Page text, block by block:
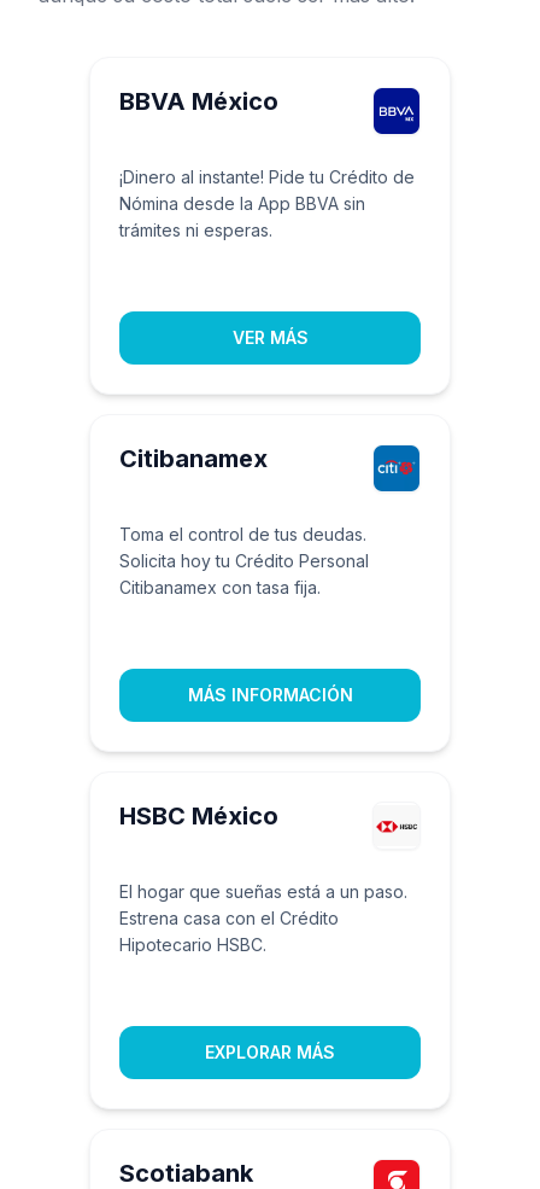
BBVA México
¡Dinero al instante! Pide tu Crédito de
Nómina desde la App BBVA sin
trámites ni esperas.
VER MÁS
Citibanamex
Toma el control de tus deudas.
Solicita hoy tu Crédito Personal
Citibanamex con tasa fija.
MÁS INFORMACIÓN
HSBC México
El hogar que sueñas está a un paso.
Estrena casa con el Crédito
Hipotecario HSBC.
EXPLORAR MÁS
Scotiabank